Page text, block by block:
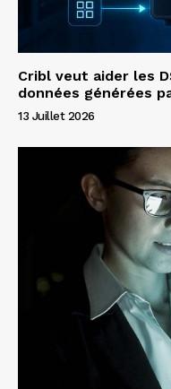
Cribl veut aider les
données générées
13 Juillet 2026